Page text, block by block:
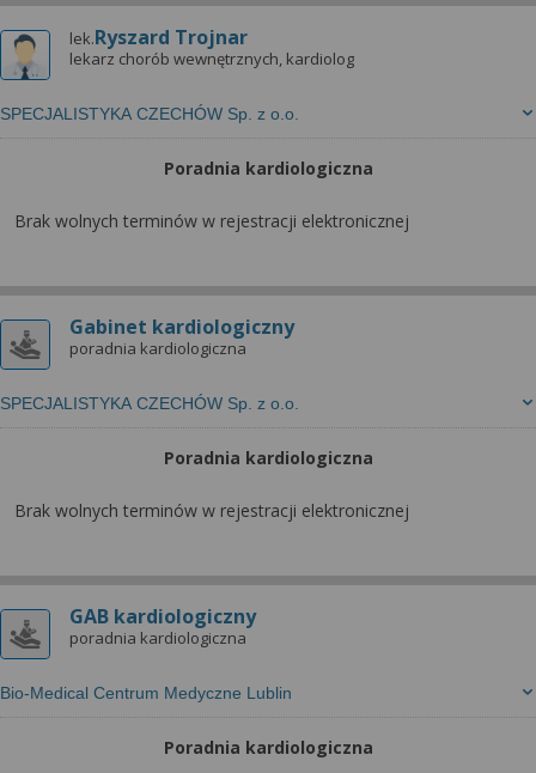
lek.Ryszard Trojnar
lekarz chorób wewnętrznych, kardiolog
SPECJALISTYKA CZECHÓW Sp. z o.o.
Poradnia kardiologiczna
Brak wolnych terminów w rejestracji elektronicznej
Gabinet kardiologiczny
poradnia kardiologiczna
SPECJALISTYKA CZECHÓW Sp. z o.o.
Poradnia kardiologiczna
Brak wolnych terminów w rejestracji elektronicznej
GAB kardiologiczny
poradnia kardiologiczna
Bio-Medical Centrum Medyczne Lublin
Poradnia kardiologiczna